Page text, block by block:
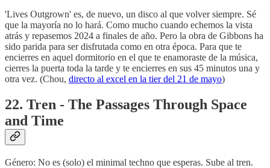
'Lives Outgrown' es, de nuevo, un disco al que volver siempre. Sé
que la mayoría no lo hará. Como mucho cuando echemos la vista
atrás y repasemos 2024 a finales de año. Pero la obra de Gibbons ha
sido parida para ser disfrutada como en otra época. Para que te
encierres en aquel dormitorio en el que te enamoraste de la música,
cierres la puerta toda la tarde y te encierres en sus 45 minutos una y
otra vez. (Chou, directo al excel en la tier del 21 de mayo)
22. Tren - The Passages Through Space
and Time
Género: No es (solo) el minimal techno que esperas. Sube al tren.